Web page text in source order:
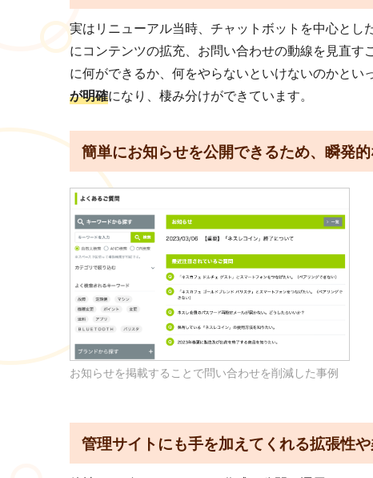
実はリニューアル当時、チャットボットを中心と
にコンテンツの拡充、お問い合わせの動線を見直
に何ができるか、何をやらないといけないのかと
が明確になり、棲み分けができています。
簡単にお知らせを公開できるため、瞬発
お知らせを掲載することで問い合わせを削減した事例
管理サイトにも手を加えてくれる拡張性